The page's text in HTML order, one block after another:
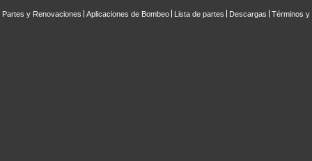
Partes y Renovaciones Aplicaciones de Bombeo Lista de partes Descargas Términos y